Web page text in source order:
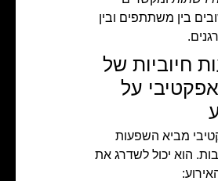
בין משתתפים ובין
חיוביות של
על
מביא השפעות
הוא יכול לשדרג את